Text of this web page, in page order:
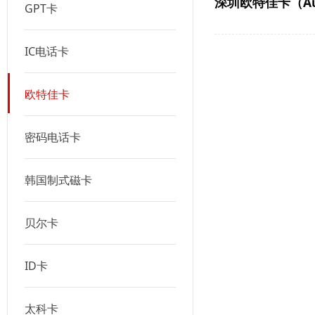
GPT卡
IC电话卡
欧特佳卡
密码电话卡
韩国制式磁卡
贝尔卡
ID卡
太科卡